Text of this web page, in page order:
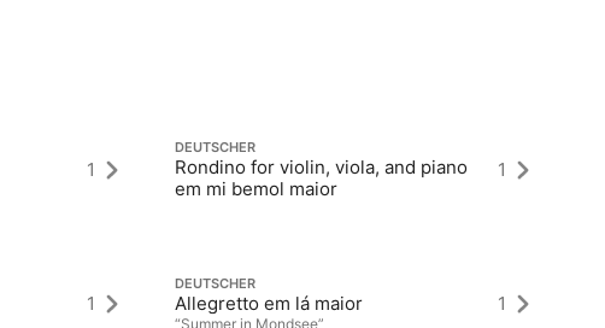
1
1
DEUTSCHER
Rondino for violin, viola, and piano
em mi bemol maior
1
DEUTSCHER
Allegretto em lá maior
“Summer in Mondsee”
1